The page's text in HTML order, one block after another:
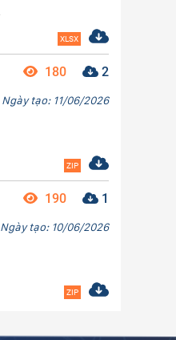
XLSX
180 2
Ngày tạo: 11/06/2026
ZIP
190 1
Ngày tạo: 10/06/2026
ZIP